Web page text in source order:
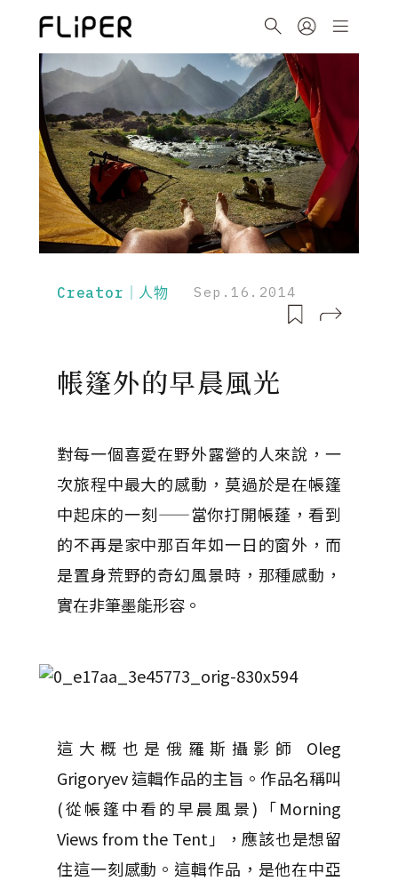
Creator｜人物 Sep.16.2014
帳篷外的早晨風光
對每一個喜愛在野外露營的人來說，一
次旅程中最大的感動，莫過於是在帳篷
中起床的一刻——當你打開帳蓬，看到
的不再是家中那百年如一日的窗外，而
是置身荒野的奇幻風景時，那種感動，
實在非筆墨能形容。
這大概也是俄羅斯攝影師 Oleg
Grigoryev 這輯作品的主旨。作品名稱叫
(從帳篷中看的早晨風景)「Morning
Views from the Tent」，應該也是想留
住這一刻感動。這輯作品，是他在中亞